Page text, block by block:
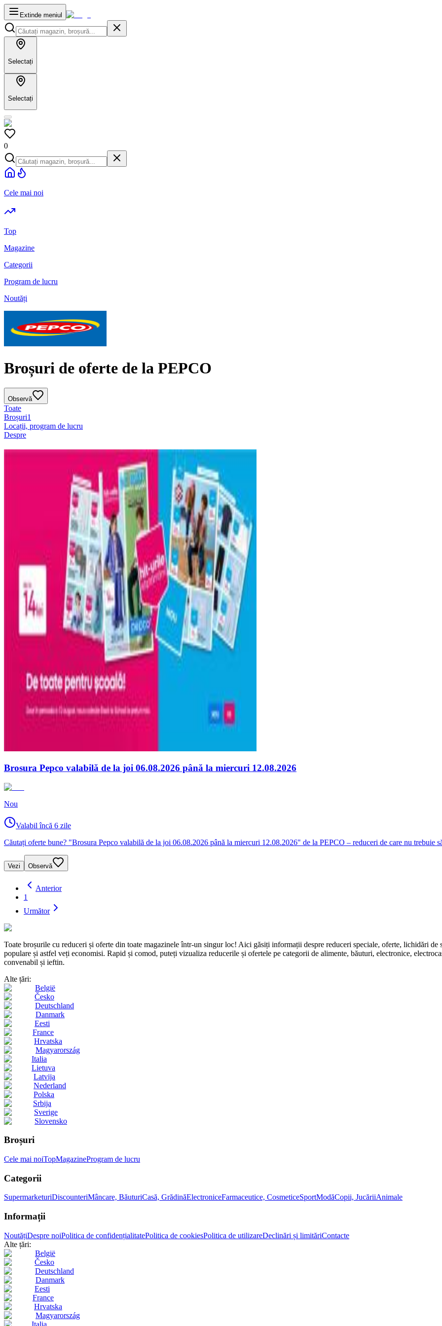
Extinde meniul
Selectați
Selectați
0
Cele mai noi
Top
Magazine
Categorii
Program de lucru
Noutăți
Broșuri de oferte de la PEPCO
Observă
Toate
Broșuri1
Locații, program de lucru
Despre
Brosura Pepco valabilă de la joi 06.08.2026 până la miercuri 12.08.2026
Nou
Valabil încă 6 zile
Căutați oferte bune? "Brosura Pepco valabilă de la joi 06.08.2026 până la miercuri 12.08.2026" de la PEPCO – reduceri de care nu trebuie
Vezi Observă
Anterior
1
Următor
Toate broșurile cu reduceri și oferte din toate magazinele într-un singur loc! Aici găsiți informații despre reduceri speciale, oferte, lichidări
populare și astfel veți economisi. Rapid și comod, puteți vizualiza reducerile și ofertele pe categorii de alimente, băuturi, electronice,
convenabil și ieftin.
Alte țări:
België
Česko
Deutschland
Danmark
Eesti
France
Hrvatska
Magyarország
Italia
Lietuva
Latvija
Nederland
Polska
Srbija
Sverige
Slovensko
Broșuri
Cele mai noiTopMagazineProgram de lucru
Categorii
SupermarketuriDiscounteriMâncare, BăuturiCasă, GrădinăElectroniceFarmaceutice, CosmeticeSportModăCopii, JucăriiAnimale
Informații
NoutățiDespre noiPolitica de confidențialitatePolitica de cookiesPolitica de utilizareDeclinări și limităriContacte
Alte țări:
België
Česko
Deutschland
Danmark
Eesti
France
Hrvatska
Magyarország
Italia